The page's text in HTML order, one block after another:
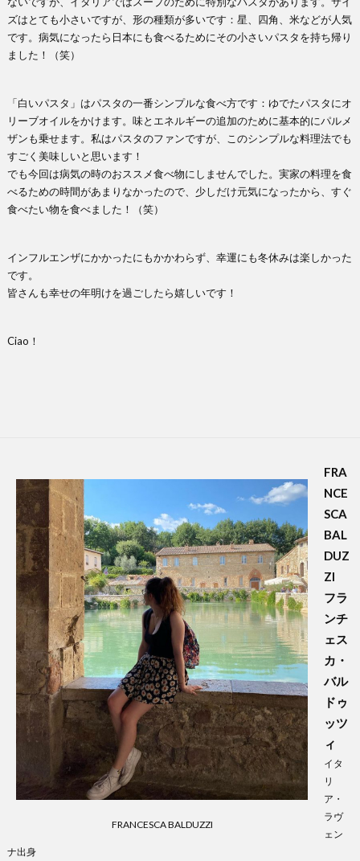
ズはとても小さいですが、形の種類が多いです：星、四角、米などが人気
です。病気になったら日本にも食べるためにその小さいパスタを持ち帰り
ました！（笑）
「白いパスタ」はパスタの一番シンプルな食べ方です：ゆでたパスタにオ
リーブオイルをかけます。味とエネルギーの追加のために基本的にパルメ
ザンも乗せます。私はパスタのファンですが、このシンプルな料理法でも
すごく美味しいと思います！
でも今回は病気の時のおススメ食べ物にしませんでした。実家の料理を食
べるための時間があまりなかったので、少しだけ元気になったから、すぐ
食べたい物を食べました！（笑）
インフルエンザにかかったにもかかわらず、幸運にも冬休みは楽しかった
です。
皆さんも幸せの年明けを過ごしたら嬉しいです！
Ciao！
FRANCESCA BALDUZZI
FRA
NCE
SCA
BAL
DUZ
ZI
フラ
ンチ
ェス
カ・
バル
ドゥ
ッツ
ィ
イタ
リ
ア・
ラヴ
ェン
ナ出身